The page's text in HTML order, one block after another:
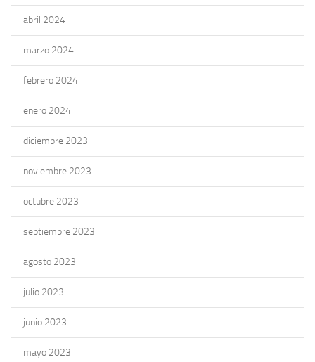
abril 2024
marzo 2024
febrero 2024
enero 2024
diciembre 2023
noviembre 2023
octubre 2023
septiembre 2023
agosto 2023
julio 2023
junio 2023
mayo 2023